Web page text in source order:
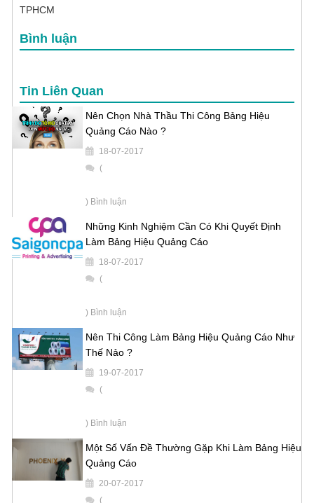
TPHCM
Bình luận
Tin Liên Quan
Nên Chọn Nhà Thầu Thi Công Bảng Hiệu
Quảng Cáo Nào ?
18-07-2017
(
) Bình luận
Những Kinh Nghiệm Cần Có Khi Quyết Định
Làm Bảng Hiệu Quảng Cáo
18-07-2017
(
) Bình luận
Nên Thi Công Làm Bảng Hiệu Quảng Cáo Như
Thế Nảo ?
19-07-2017
(
) Bình luận
Một Số Vấn Đề Thường Gặp Khi Làm Bảng Hiệu
Quảng Cáo
20-07-2017
(